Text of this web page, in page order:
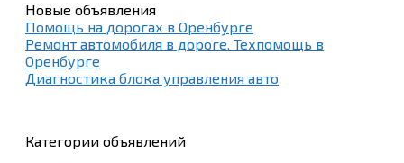
Новые объявления
Помощь на дорогах в Оренбурге
Ремонт автомобиля в дороге. Техпомощь в
Оренбурге
Диагностика блока управления авто
Категории объявлений